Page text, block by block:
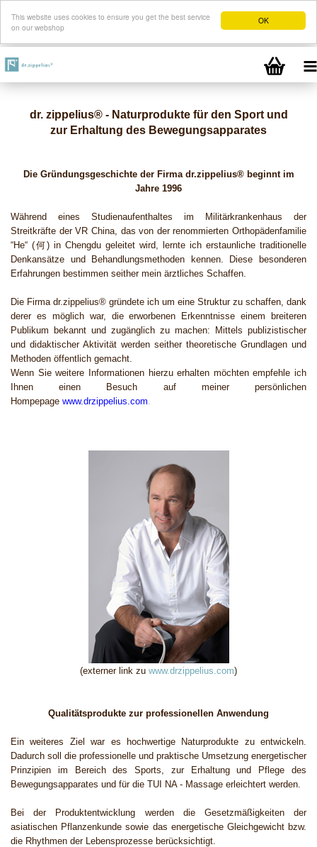
OK
This website uses cookies to ensure you get the best service
on our webshop
dr. zippelius® - Naturprodukte für den Sport und
zur Erhaltung des Bewegungsapparates
Die Gründungsgeschichte der Firma dr.zippelius® beginnt im
Jahre 1996
Während eines Studienaufenthaltes im Militärkrankenhaus der
Streitkräfte der VR China, das von der renommierten Orthopädenfamilie
“He“ (何) in Chengdu geleitet wird, lernte ich erstaunliche traditionelle
Denkansätze und Behandlungsmethoden kennen. Diese besonderen
Erfahrungen bestimmen seither mein ärztliches Schaffen.
Die Firma dr.zippelius® gründete ich um eine Struktur zu schaffen, dank
derer es möglich war, die erworbenen Erkenntnisse einem breiteren
Publikum bekannt und zugänglich zu machen: Mittels publizistischer
und didaktischer Aktivität werden seither theoretische Grundlagen und
Methoden öffentlich gemacht.
Wenn Sie weitere Informationenhierzu erhalten möchten empfehle ich
Ihnen einen Besuch auf meiner persönlichen
Hompepage www.drzippelius.com.
(externer link zu www.drzippelius.com)
Qualitätsprodukte zur professionellen Anwendung
Ein weiteres Ziel war es hochwertige Naturprodukte zu entwickeln.
Dadurch soll die professionelle und praktische Umsetzung energetischer
Prinzipien im Bereich des Sports, zur Erhaltung und Pflege des
Bewegungsapparates und für die TUI NA - Massage erleichtert werden.
Bei der Produktentwicklung werden die Gesetzmäßigkeiten der
asiatischen Pflanzenkunde sowie das energetische Gleichgewicht bzw.
die Rhythmen der Lebensprozesse berücksichtigt.